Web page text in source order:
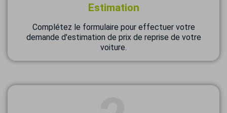
Estimation
Complétez le formulaire pour effectuer votre
demande d'estimation de prix de reprise de votre
voiture.